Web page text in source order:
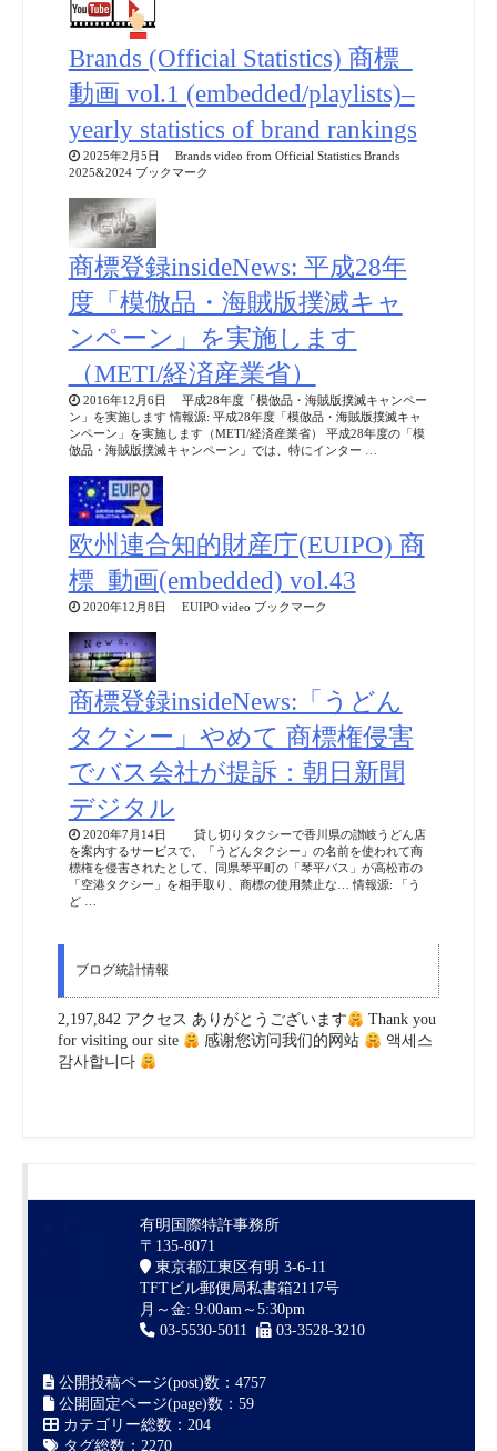
Brands (Official Statistics) 商標_
動画 vol.1 (embedded/playlists)–
yearly statistics of brand rankings
2025年2月5日 Brands video from Official Statistics Brands
2025&2024 ブックマーク
商標登録insideNews: 平成28年
度「模倣品・海賊版撲滅キャ
ンペーン」を実施します
（METI/経済産業省）
2016年12月6日 平成28年度「模倣品・海賊版撲滅キャンペー
ン」を実施します 情報源: 平成28年度「模倣品・海賊版撲滅キャ
ンペーン」を実施します（METI/経済産業省） 平成28年度の「模
倣品・海賊版撲滅キャンペーン」では、特にインター …
欧州連合知的財産庁(EUIPO) 商
標_動画(embedded) vol.43
2020年12月8日 EUIPO video ブックマーク
商標登録insideNews:「うどん
タクシー」やめて 商標権侵害
でバス会社が提訴：朝日新聞
デジタル
2020年7月14日 貸し切りタクシーで香川県の讃岐うどん店
を案内するサービスで、「うどんタクシー」の名前を使われて商
標権を侵害されたとして、同県琴平町の「琴平バス」が高松市の
「空港タクシー」を相手取り、商標の使用禁止な… 情報源: 「う
ど …
ブログ統計情報
2,197,842 アクセス ありがとうございます
Thank you
for visiting our site
感谢您访问我们的网站
액세스
감사합니다
有明国際特許事務所
〒135-8071
東京都江東区有明 3-6-11
TFTビル郵便局私書箱2117号
月～金: 9:00am～5:30pm
03-5530-5011
03-3528-3210
公開投稿ページ(post)数：4757
公開固定ページ(page)数：59
カテゴリー総数：204
タグ総数：2270